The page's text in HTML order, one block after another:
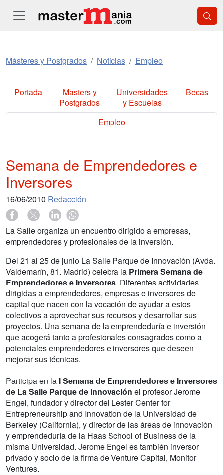
Másteres y Postgrados Noticias Empleo
Portada
Masters y
Postgrados
Universidades
y Escuelas
Becas
Empleo
Semana de Emprendedores e
Inversores
16/06/2010 Redacción
La Salle organiza un encuentro dirigido a empresas,
emprendedores y profesionales de la inversión.
Del 21 al 25 de junio La Salle Parque de Innovación (Avda.
Valdemarín, 81. Madrid) celebra la Primera Semana de
Emprendedores e Inversores. Diferentes actividades
dirigidas a emprendedores, empresas e inversores de
capital que nacen con la vocación de ayudar a estos
colectivos a aprovechar sus recursos y desarrollar sus
proyectos. Una semana de la emprendeduría e inversión
que acogerá tanto a profesionales consagrados como a
potenciales emprendedores e inversores que deseen
mejorar sus técnicas.
Participa en la I Semana de Emprendedores e Inversores
de La Salle Parque de Innovación el profesor Jerome
Engel, fundador y director del Lester Center for
Entrepreneurship and Innovation de la Universidad de
Berkeley (California), y director de las áreas de innovación
y emprendeduría de la Haas School of Business de la
misma Universidad. Jerome Engel es también inversor
privado y socio de la firma de Venture Capital, Monitor
Ventures.